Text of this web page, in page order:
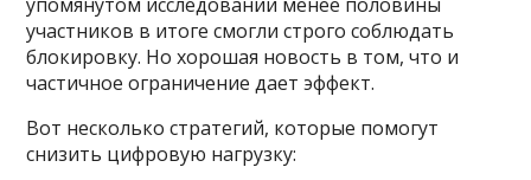
участников в итоге смогли строго соблюдать
блокировку. Но хорошая новость в том, что и
частичное ограничение дает эффект.
Вот несколько стратегий, которые помогут
снизить цифровую нагрузку: